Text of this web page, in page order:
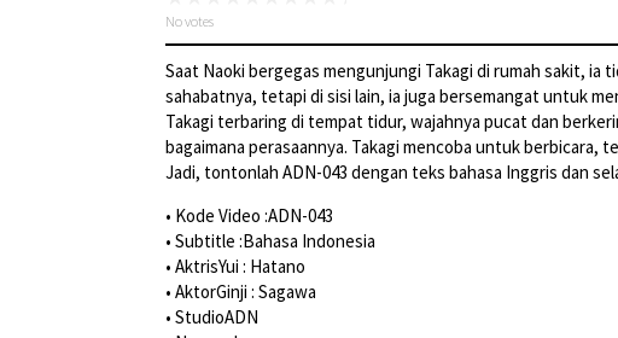
No votes
Saat Naoki bergegas mengunjungi Takagi di rumah sakit, ia
sahabatnya, tetapi di sisi lain, ia juga bersemangat untuk
Takagi terbaring di tempat tidur, wajahnya pucat dan
bagaimana perasaannya. Takagi mencoba untuk berbicara,
Jadi, tontonlah ADN-043 dengan teks bahasa Inggris dan
• Kode Video :ADN-043
• Subtitle :Bahasa Indonesia
• AktrisYui : Hatano
• AktorGinji : Sagawa
• StudioADN